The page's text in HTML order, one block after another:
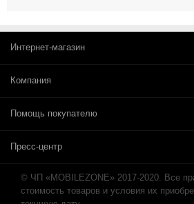
Интернет-магазин
Компания
Помощь покупателю
Пресс-центр
© ЧП «MOBILEZONE» 2017-2020. Все
стоимость товаров и условия их